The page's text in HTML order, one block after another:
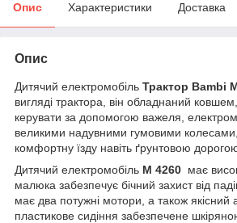
Опис Характеристики Доставка
Опис
Дитячий електромобіль Трактор Bambi
вигляді трактора, він обладнаний
керувати за допомогою важеля,
великими надувними гумовими
комфортну їзду навіть ґрунтовою
Дитячий електромобіль M 4260 має
малюка забезпечує бічний захист від
має два потужні мотори, а також якісний
пластикове сидіння забезпечене